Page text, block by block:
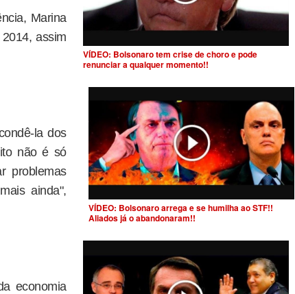
Marina
assim
la dos
não é só
problemas
ainda",
economia
VÍDEO: Bolsonaro tem crise de choro e pode
renunciar a qualquer momento!!
VÍDEO: Bolsonaro arrega e se humilha ao STF!!
Aliados já o abandonaram!!